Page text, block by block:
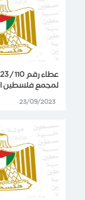
لمجمع فلسطين
23/09/2023